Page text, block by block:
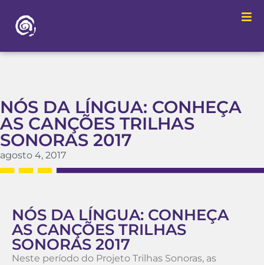
NÓS DA LÍNGUA: CONHEÇA
AS CANÇÕES TRILHAS
SONORAS 2017
agosto 4, 2017
NÓS DA LÍNGUA: CONHEÇA
AS CANÇÕES TRILHAS
SONORAS 2017
Neste período do Projeto Trilhas Sonoras, as